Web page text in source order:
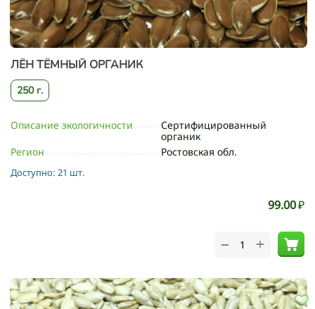
ЛЁН ТЁМНЫЙ ОРГАНИК
250 г.
Описание экологичности
Сертифицированный
органик
Регион
Ростовская обл.
Доступно: 21 шт.
99.00₽
+
−